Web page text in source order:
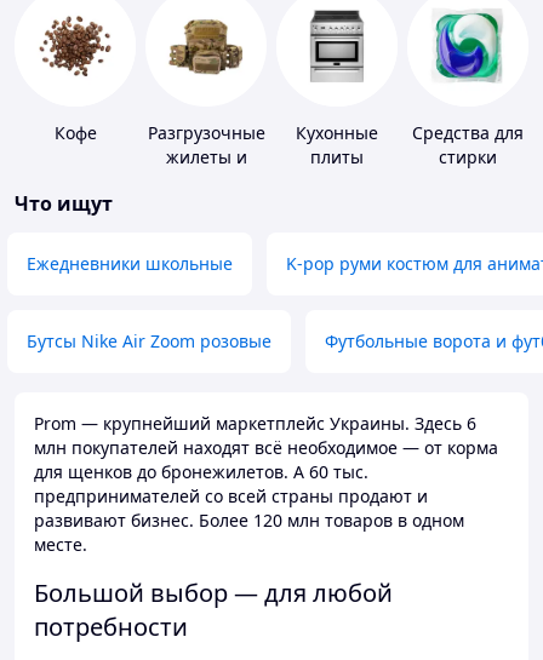
Кофе
Разгрузочные
жилеты и
Кухонные
плиты
Средства для
стирки
Что ищут
Ежедневники школьные K-pop руми костюм для
Бутсы Nike Air Zoom розовые Футбольные ворота и
Prom — крупнейший маркетплейс Украины. Здесь 6
млн покупателей находят всё необходимое — от корма
для щенков до бронежилетов. А 60 тыс.
предпринимателей со всей страны продают и
развивают бизнес. Более 120 млн товаров в одном
месте.
Большой выбор — для любой
потребности